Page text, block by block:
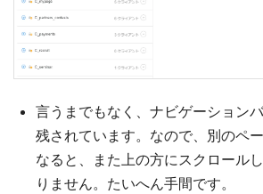
言うまでもなく、ナビゲーション
残されています。なので、別のペ
なると、また上の方にスクロール
りません。たいへん手間です。